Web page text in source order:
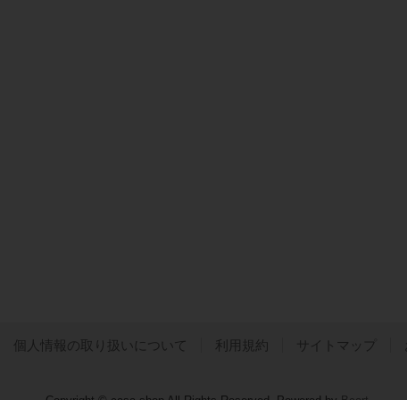
個人情報の取り扱いについて 利用規約 サイトマップ